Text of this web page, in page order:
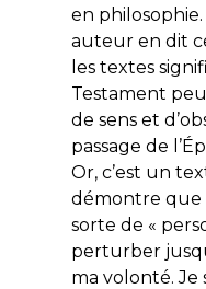
en
auteur en dit
les textes
Testament
de sens et
passage de
Or, c’est un
démontre que
sorte de «
perturber
ma volonté.